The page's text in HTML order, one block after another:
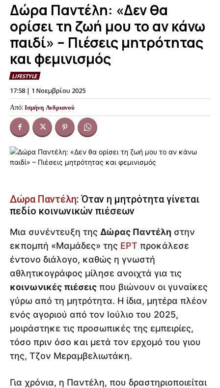
Δώρα Παντέλη: «Δεν θα
ορίσει τη ζωή μου το αν κάνω
παιδί» – Πιέσεις μητρότητας
και φεμινισμός
LIFESTYLE
17:58 | 1 Νοεμβρίου 2025
Από: Ισμήνη Ανδριανού
Δώρα Παντέλη: Όταν η μητρότητα γίνεται
πεδίο κοινωνικών πιέσεων
Μια συνέντευξη της Δώρας Παντέλη στην
εκπομπή «Μαμάδες» της ΕΡΤ προκάλεσε
έντονο διάλογο, καθώς η γνωστή
αθλητικογράφος μίλησε ανοιχτά για τις
κοινωνικές πιέσεις που βιώνουν οι γυναίκες
γύρω από τη μητρότητα. Η ίδια, μητέρα πλέον
ενός αγοριού από τον Ιούλιο του 2025,
μοιράστηκε τις προσωπικές της εμπειρίες,
τόσο πριν όσο και μετά τον ερχομό του γιου
της, Τζον Μεραμβελιωτάκη.
Για χρόνια, η Παντέλη, που δραστηριοποιείται